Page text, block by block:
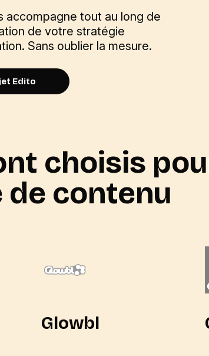
accompagne tout au long de
de votre stratégie
Sans oublier la mesure.
Edito
choisis
contenu
Glowbl